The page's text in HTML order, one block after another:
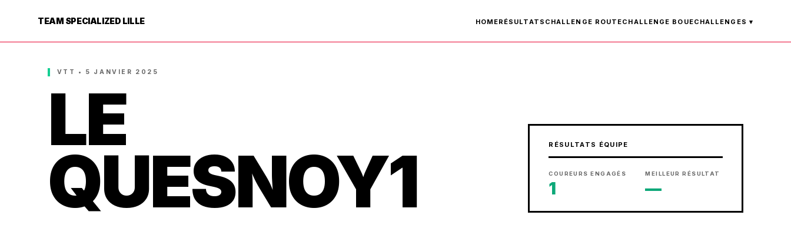
TEAM SPECIALIZED LILLE HOMERÉSULTATS CHALLENGE ROUTECHALLENGE BOUECHALLENGES ▾
VTT • 5 JANVIER 2025
LE
QUESNOY1 RÉSULTATS ÉQUIPE
COUREURS ENGAGÉS
1
MEILLEUR RÉSULTAT
—